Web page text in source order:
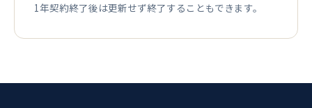
1年契約終了後は更新せず終了することもできます。